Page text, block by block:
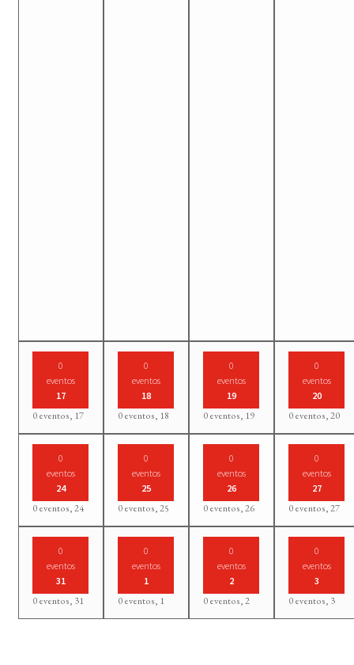
0
eventos
17
0 eventos, 17
0
eventos
18
0 eventos, 18
0
eventos
19
0 eventos, 19
0
eventos
20
0 eventos,20
0
eventos
24
0 eventos,24
0
eventos
25
0 eventos,25
0
eventos
26
0 eventos,26
0
eventos
27
0 eventos,27
0
eventos
31
0 eventos, 31
0
eventos
1
0 eventos, 1
0
eventos
2
0 eventos,2
0
eventos
3
0 eventos, 3